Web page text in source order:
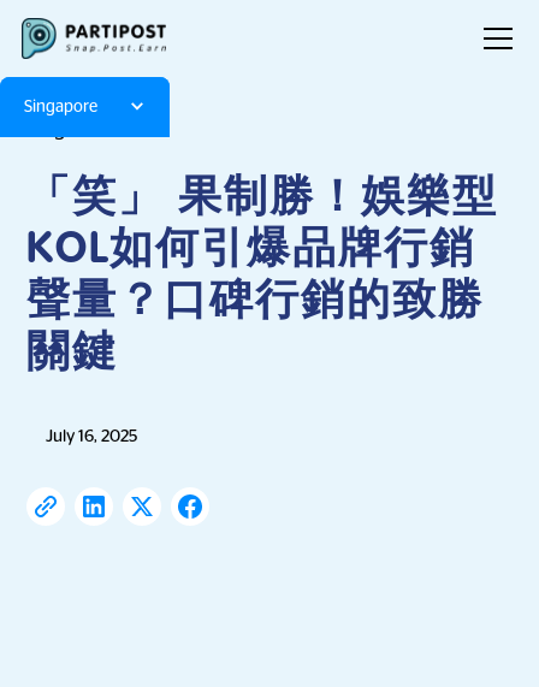
Singapore
「笑」 果制勝！娛樂型
KOL如何引爆品牌行銷
聲量？口碑行銷的致勝
關鍵
July 16, 2025